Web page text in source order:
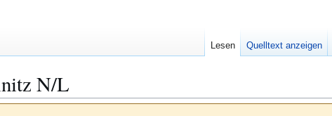
N/L
Lesen Quelltext anzeigen